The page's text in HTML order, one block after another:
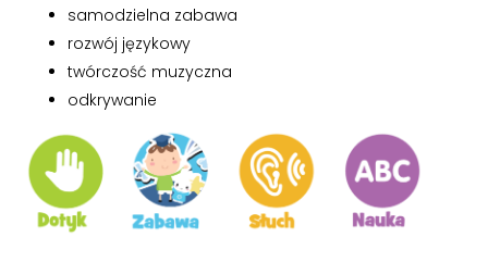
samodzielna zabawa
rozwój językowy
twórczość muzyczna
odkrywanie